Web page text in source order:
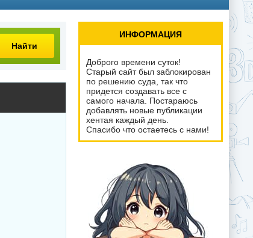
Найти
ИНФОРМАЦИЯ
Доброго времени суток!
Старый сайт был заблокирован
по решению суда, так что
придется создавать все с
самого начала. Постараюсь
добавлять новые публикации
хентая каждый день.
Спасибо что остаетесь с нами!